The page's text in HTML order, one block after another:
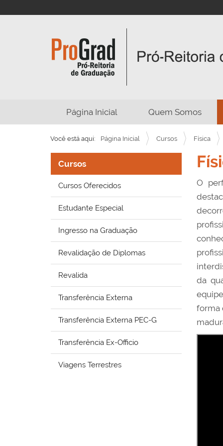
Página Inicial Quem Somos
Você está aqui: Página Inicial Cursos Física
Cursos
Cursos Oferecidos
Estudante Especial
Ingresso na Graduação
Revalidação de Diplomas
Revalida
Transferência Externa
Transferência Externa PEC-G
Transferência Ex-Officio
Viagens Terrestres
O
da
forma